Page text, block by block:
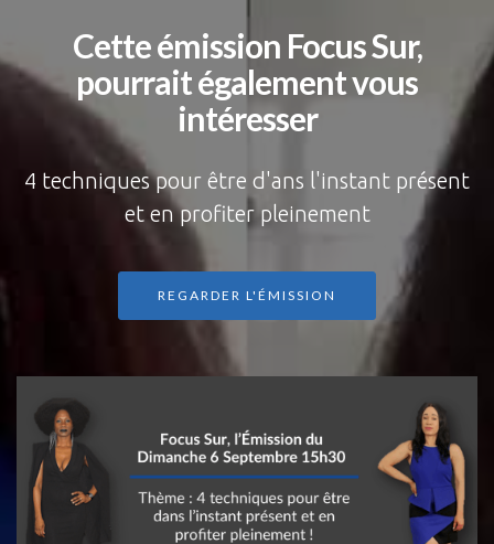
Cette émission Focus Sur,
pourrait également vous
intéresser
4 techniques pour être d'ans l'instant présent
et en profiter pleinement
REGARDER L'ÉMISSION